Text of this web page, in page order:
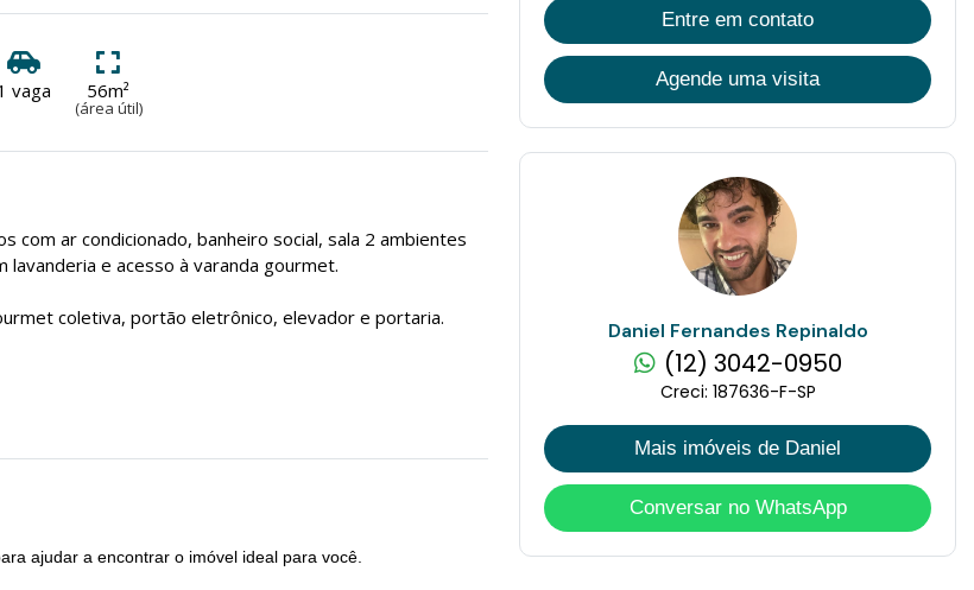
vaga 56m²
(área útil)
ar condicionado, banheiro social, sala 2 ambientes
lavanderia e acesso à varanda gourmet.
coletiva, portão eletrônico, elevador e portaria.
ajudar a encontrar o imóvel ideal para você.
Entre em contato
Agende uma visita
Daniel Fernandes Repinaldo
(12) 3042-0950
Creci: 187636-F-SP
Mais imóveis de Daniel
Conversar no WhatsApp